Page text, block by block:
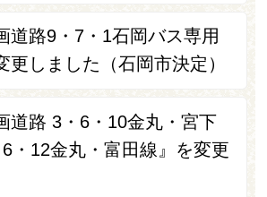
道路9・7・1石岡バス専用
更しました（石岡市決定）
道路 3・6・10金丸・宮下
・12金丸・富田線』を変更